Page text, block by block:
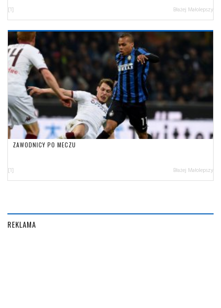
[1] Błażej Małolepszy
ZAWODNICY PO MECZU
[1] Błażej Małolepszy
REKLAMA